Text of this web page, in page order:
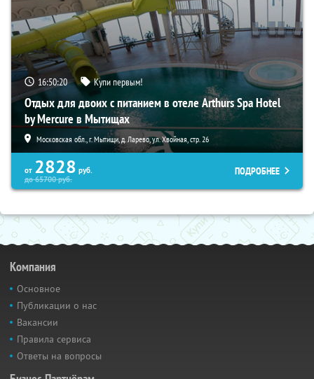
16:50:19 Купи первым!
Отдых для двоих с питанием в отеле Arthurs Spa Hotel
by Mercure в Мытищах
Московская обл., г. Мытищи, д. Ларево, ул. Хвойная, стр. 26
от 2828 руб.
до65700руб.
ПОДРОБНЕЕ
Компания
Основное
Публикации о нас
Вакансии
Правила сервиса
Ответы на вопросы